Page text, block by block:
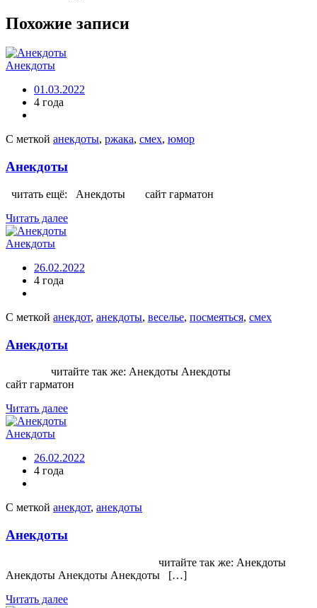
Похожие записи
Анекдоты
01.03.2022
4 года
С меткой анекдоты, ржака, смех, юмор
Анекдоты
читать ещё: Анекдоты сайт гарматон
Читать далее
Анекдоты
26.02.2022
4 года
С меткой анекдот, анекдоты, веселье, посмеяться, смех
Анекдоты
читайте так же: Анекдоты Анекдоты
сайт гарматон
Читать далее
Анекдоты
26.02.2022
4 года
С меткой анекдот, анекдоты
Анекдоты
читайте так же: Анекдоты
Анекдоты Анекдоты Анекдоты […]
Читать далее